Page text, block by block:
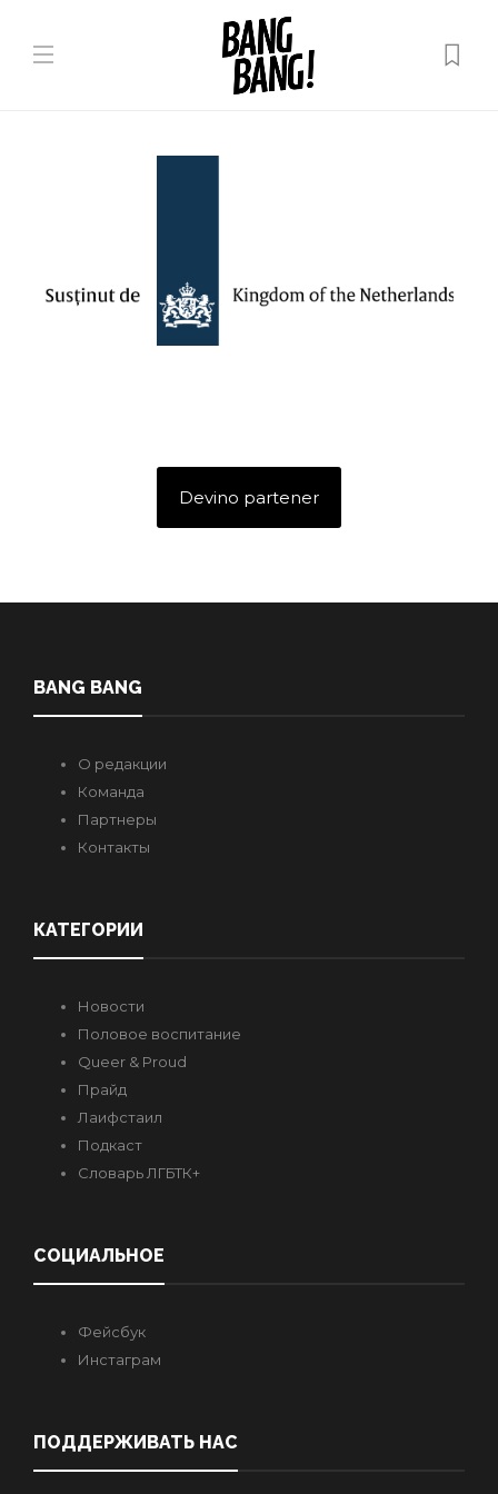
Devino partener
BANG BANG
О редакции
Команда
Партнеры
Контакты
КАТЕГОРИИ
Новости
Половое воспитание
Queer & Proud
Прайд
Лаифстаил
Подкаст
Словарь ЛГБТК+
СОЦИАЛЬНОЕ
Фейсбук
Инстаграм
ПОДДЕРЖИВАТЬ НАС